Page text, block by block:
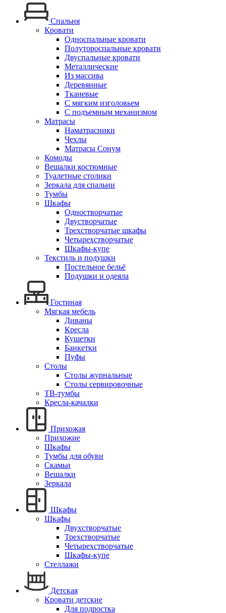
Спальня
Кровати
Односпальные кровати
Полутороспальные кровати
Двуспальные кровати
Металлические
Из массива
Деревянные
Тканевые
С мягким изголовьем
С подъемным механизмом
Матрасы
Наматрасники
Чехлы
Матрасы Сонум
Комоды
Вешалки костюмные
Туалетные столики
Зеркала для спальни
Тумбы
Шкафы
Одностворчатые
Двустворчатые
Трехстворчатые шкафы
Четырехстворчатые
Шкафы-купе
Текстиль и подушки
Постельное бельё
Подушки и одеяла
Гостиная
Мягкая мебель
Диваны
Кресла
Кушетки
Банкетки
Пуфы
Столы
Столы журнальные
Столы сервировочные
ТВ-тумбы
Кресла-качалки
Прихожая
Прихожие
Шкафы
Тумбы для обуви
Скамьи
Вешалки
Зеркала
Шкафы
Шкафы
Двухстворчатые
Трехстворчатые
Четырехстворчатые
Шкафы-купе
Стеллажи
Детская
Кровати детские
Для подростка